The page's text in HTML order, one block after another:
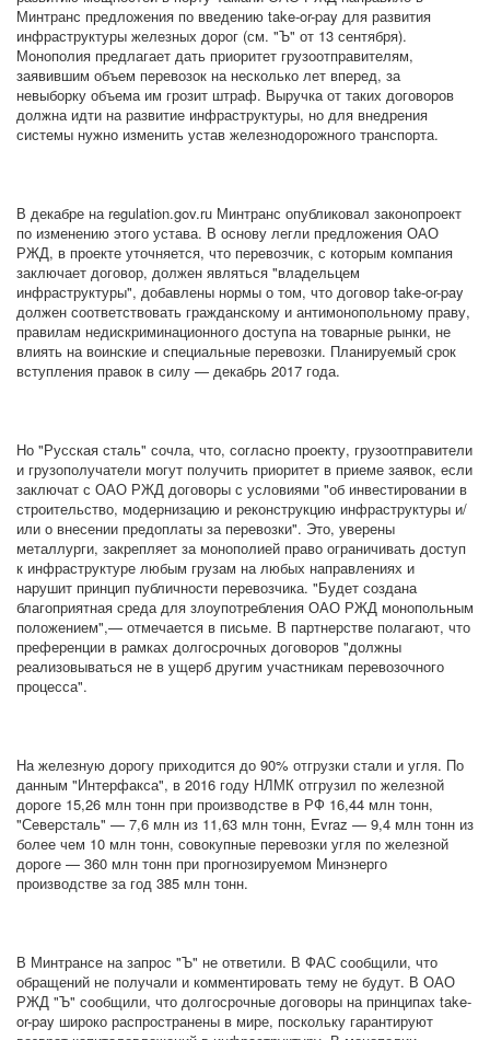
Минтранс предложения по введению take-or-pay для развития
инфраструктуры железных дорог (см. "Ъ" от 13 сентября).
Монополия предлагает дать приоритет грузоотправителям,
заявившим объем перевозок на несколько лет вперед, за
невыборку объема им грозит штраф. Выручка от таких договоров
должна идти на развитие инфраструктуры, но для внедрения
системы нужно изменить устав железнодорожного транспорта.
В декабре на regulation.gov.ru Минтранс опубликовал законопроект
по изменению этого устава. В основу легли предложения ОАО
РЖД, в проекте уточняется, что перевозчик, с которым компания
заключает договор, должен являться "владельцем
инфраструктуры", добавлены нормы о том, что договор take-or-pay
должен соответствовать гражданскому и антимонопольному праву,
правилам недискриминационного доступа на товарные рынки, не
влиять на воинские и специальные перевозки. Планируемый срок
вступления правок в силу — декабрь 2017 года.
Но "Русская сталь" сочла, что, согласно проекту, грузоотправители
и грузополучатели могут получить приоритет в приеме заявок, если
заключат с ОАО РЖД договоры с условиями "об инвестировании в
строительство, модернизацию и реконструкцию инфраструктуры и/
или о внесении предоплаты за перевозки". Это, уверены
металлурги, закрепляет за монополией право ограничивать доступ
к инфраструктуре любым грузам на любых направлениях и
нарушит принцип публичности перевозчика. "Будет создана
благоприятная среда для злоупотребления ОАО РЖД монопольным
положением",— отмечается в письме. В партнерстве полагают, что
преференции в рамках долгосрочных договоров "должны
реализовываться не в ущерб другим участникам перевозочного
процесса".
На железную дорогу приходится до 90% отгрузки стали и угля. По
данным "Интерфакса", в 2016 году НЛМК отгрузил по железной
дороге 15,26 млн тонн при производстве в РФ 16,44 млн тонн,
"Северсталь" — 7,6 млн из 11,63 млн тонн, Evraz — 9,4 млн тонн из
более чем 10 млн тонн, совокупные перевозки угля по железной
дороге — 360 млн тонн при прогнозируемом Минэнерго
производстве за год 385 млн тонн.
В Минтрансе на запрос "Ъ" не ответили. В ФАС сообщили, что
обращений не получали и комментировать тему не будут. В ОАО
РЖД "Ъ" сообщили, что долгосрочные договоры на принципах take-
or-pay широко распространены в мире, поскольку гарантируют